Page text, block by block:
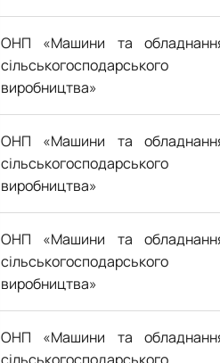
ОНП «Машини та
сільськогосподарського
виробництва»
ОНП «Машини та
сільськогосподарського
виробництва»
ОНП «Машини та
сільськогосподарського
виробництва»
ОНП «Машини та